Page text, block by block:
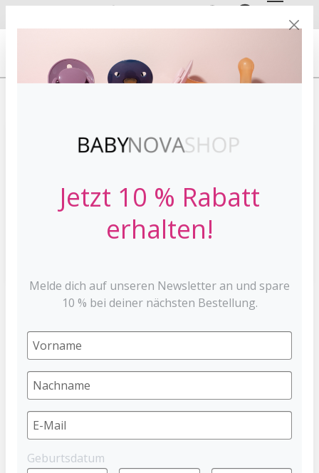
EN
Badethermometer Mint
BABYNOVA
1 Bewertung
analoges Badethermometer
Jetzt 10 % Rabatt
erhalten!
Melde dich auf unseren Newsletter an und spare
10 % bei deiner nächsten Bestellung.
Geburtsdatum